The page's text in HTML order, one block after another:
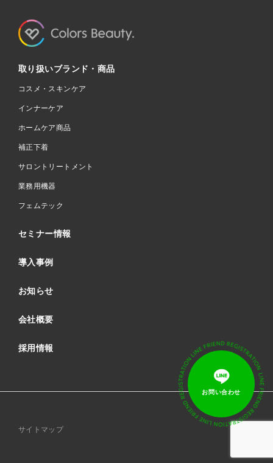
取り扱いブランド・商品
コスメ・スキンケア
インナーケア
ホームケア商品
補正下着
サロントリートメント
業務用機器
フェムテック
セミナー情報
導入事例
お知らせ
会社概要
採用情報
サイトマップ